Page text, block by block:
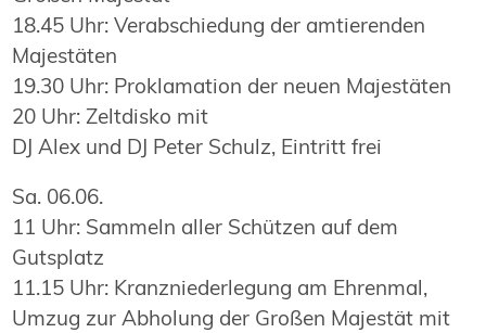
18.45 Uhr: Verabschiedung der amtierenden
Majestäten
19.30 Uhr: Proklamation der neuen Majestäten
20 Uhr: Zeltdisko mit
DJ Alex und DJ Peter Schulz, Eintritt frei
Sa. 06.06.
11 Uhr: Sammeln aller Schützen auf dem
Gutsplatz
11.15 Uhr: Kranzniederlegung am Ehrenmal,
Umzug zur Abholung der Großen Majestät mit